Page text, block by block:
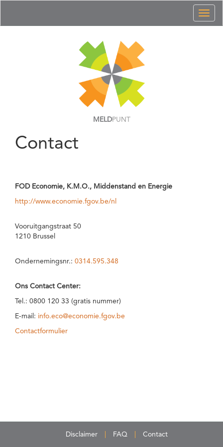
MELDPUNT
Contact
FOD Economie, K.M.O., Middenstand en Energie
http://www.economie.fgov.be/nl
Vooruitgangstraat 50
1210 Brussel
Ondernemingsnr.: 0314.595.348
Ons Contact Center:
Tel.: 0800 120 33 (gratis nummer)
E-mail: info.eco@economie.fgov.be
Contactformulier
Disclaimer FAQ Contact